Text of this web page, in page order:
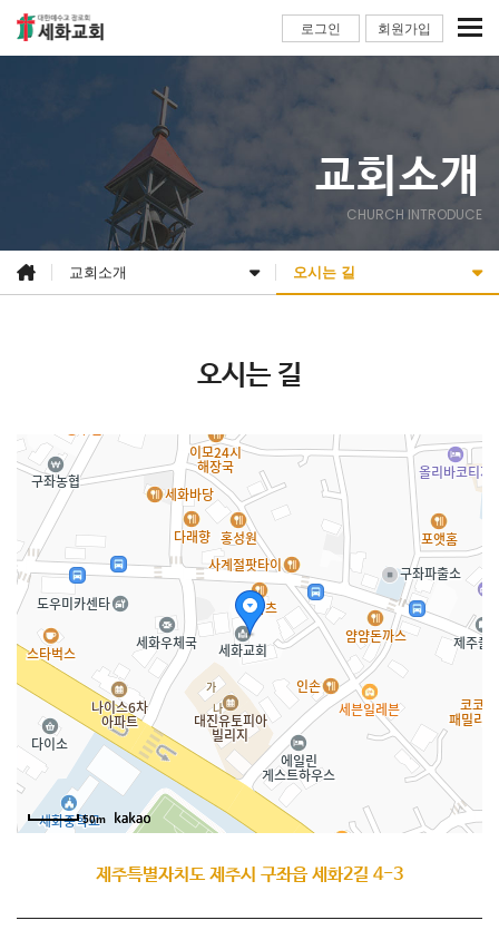
로그인 회원가입
교회소개
CHURCH INTRODUCE
교회소개 오시는 길
오시는 길
50m
제주특별자치도 제주시 구좌읍 세화2길 4-3